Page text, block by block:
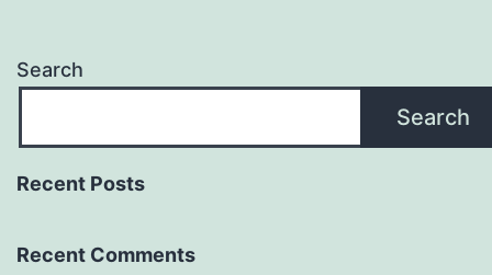
Search
Search
Recent Posts
Recent Comments